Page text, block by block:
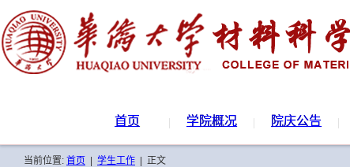
首页 学院概况 院庆公告
当前位置: 首页 学生工作 正文